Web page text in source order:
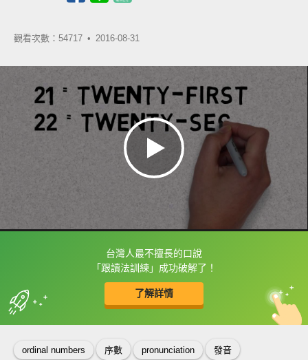
觀看次數：54717 • 2016-08-31
台灣人最不擅長的口說
「跟讀法訓練」成功破解了！
了解詳情
框選或點兩下字幕可以直接查字典喔！
收錄佳句 中
英
ordinal numbers 序數 pronunciation 發音